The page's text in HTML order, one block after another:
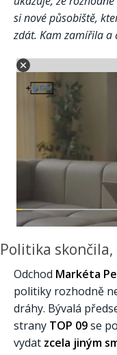
si nové působiště,
zdát. Kam zamířila a
Politika skončila,
Odchod Markéta
politiky rozhodně
dráhy. Bývalá
strany TOP 09se
vydat zcela jiným